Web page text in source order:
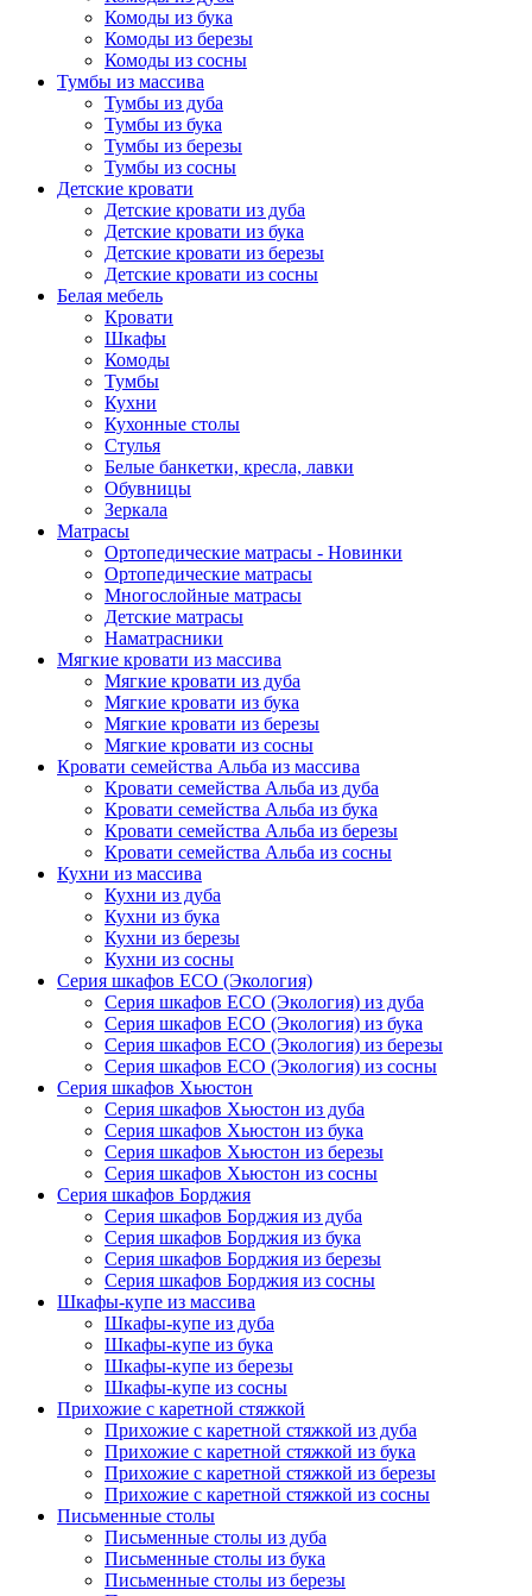
Комоды из бука
Комоды из березы
Комоды из сосны
Тумбы из массива
Тумбы из дуба
Тумбы из бука
Тумбы из березы
Тумбы из сосны
Детские кровати
Детские кровати из дуба
Детские кровати из бука
Детские кровати из березы
Детские кровати из сосны
Белая мебель
Кровати
Шкафы
Комоды
Тумбы
Кухни
Кухонные столы
Стулья
Белые банкетки, кресла, лавки
Обувницы
Зеркала
Матрасы
Ортопедические матрасы - Новинки
Ортопедические матрасы
Многослойные матрасы
Детские матрасы
Наматрасники
Мягкие кровати из массива
Мягкие кровати из дуба
Мягкие кровати из бука
Мягкие кровати из березы
Мягкие кровати из сосны
Кровати семейства Альба из массива
Кровати семейства Альба из дуба
Кровати семейства Альба из бука
Кровати семейства Альба из березы
Кровати семейства Альба из сосны
Кухни из массива
Кухни из дуба
Кухни из бука
Кухни из березы
Кухни из сосны
Серия шкафов ECO (Экология)
Серия шкафов ECO (Экология) из дуба
Серия шкафов ECO (Экология) из бука
Серия шкафов ECO (Экология) из березы
Серия шкафов ECO (Экология) из сосны
Серия шкафов Хьюстон
Серия шкафов Хьюстон из дуба
Серия шкафов Хьюстон из бука
Серия шкафов Хьюстон из березы
Серия шкафов Хьюстон из сосны
Серия шкафов Борджия
Серия шкафов Борджия из дуба
Серия шкафов Борджия из бука
Серия шкафов Борджия из березы
Серия шкафов Борджия из сосны
Шкафы-купе из массива
Шкафы-купе из дуба
Шкафы-купе из бука
Шкафы-купе из березы
Шкафы-купе из сосны
Прихожие с каретной стяжкой
Прихожие с каретной стяжкой из дуба
Прихожие с каретной стяжкой из бука
Прихожие с каретной стяжкой из березы
Прихожие с каретной стяжкой из сосны
Письменные столы
Письменные столы из дуба
Письменные столы из бука
Письменные столы из березы